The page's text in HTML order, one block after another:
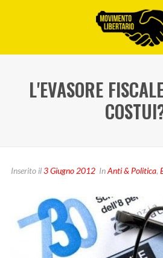
L'EVASORE
Inserito il3 Giugno 2012 InAnti & Politica,